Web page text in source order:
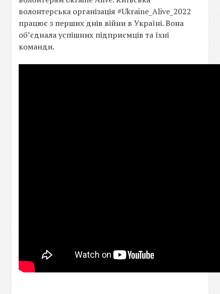
волонтерська організація #Ukraine_Alive_2022
працює з перших днів війни в Україні. Вона
об’єднала успішних підприємців та їхні
команди.